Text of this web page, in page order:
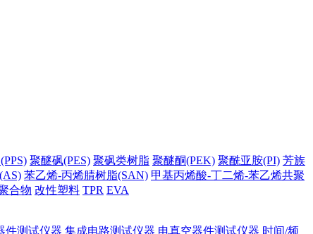
聚醚砜(PES) 聚砜类树脂 聚醚酮(PEK) 聚酰亚胺(PI) 芳族
苯乙烯-丙烯腈树脂(SAN) 甲基丙烯酸-丁二烯-苯乙烯共聚
合物 改性塑料 TPR EVA
件测试仪器 集成电路测试仪器 电真空器件测试仪器 时间/频